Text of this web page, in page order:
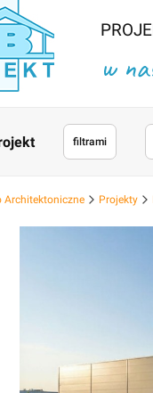
w
filtrami
Architektoniczne Projekty